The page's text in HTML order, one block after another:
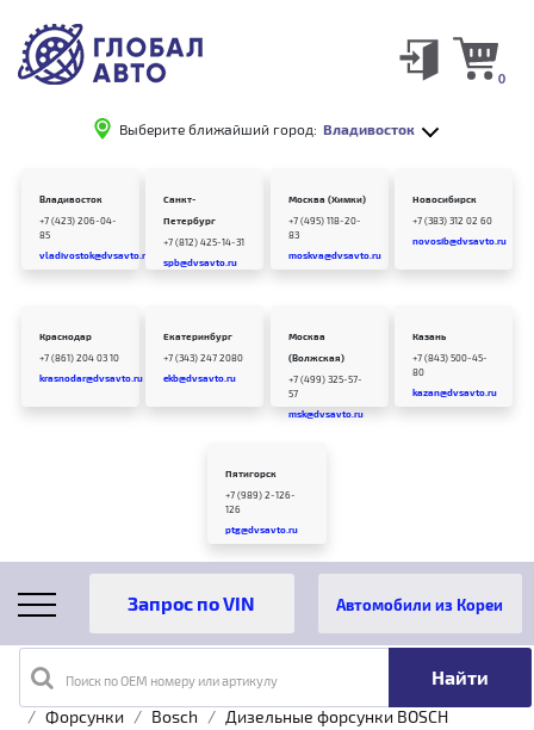
Выберите ближайший город: Владивосток
0
Владивосток
+7 (423) 206-04-
85
vladivostok@dvsavto.ru
Санкт-
Петербург
+7 (812) 425-14-31
spb@dvsavto.ru
Москва (Химки)
+7 (495) 118-20-
83
moskva@dvsavto.ru
Новосибирск
+7 (383) 312 02 60
novosib@dvsavto.ru
Краснодар
+7 (861) 204 03 10
krasnodar@dvsavto.ru
Екатеринбург
+7 (343) 247 2080
ekb@dvsavto.ru
Москва
(Волжская)
+7 (499) 325-57-
57
msk@dvsavto.ru
Казань
+7 (843) 500-45-
80
kazan@dvsavto.ru
Пятигорск
+7 (989) 2-126-
126
ptg@dvsavto.ru
Поиск по OEM номеру или артикулу
Автомобили из Кореи
Главная Каталог товаров
Топливная аппаратура
Форсунки
Bosch
Дизельные форсунки BOSCH